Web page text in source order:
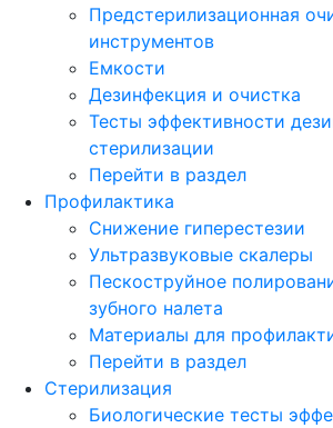
Предстерилизационная
инструментов
Емкости
Дезинфекция и очистка
Тесты эффективности
стерилизации
Перейти в раздел
Профилактика
Снижение гиперестезии
Ультразвуковые скалеры
Пескоструйное
зубного налета
Материалы для
Перейти в раздел
Стерилизация
Биологические тесты